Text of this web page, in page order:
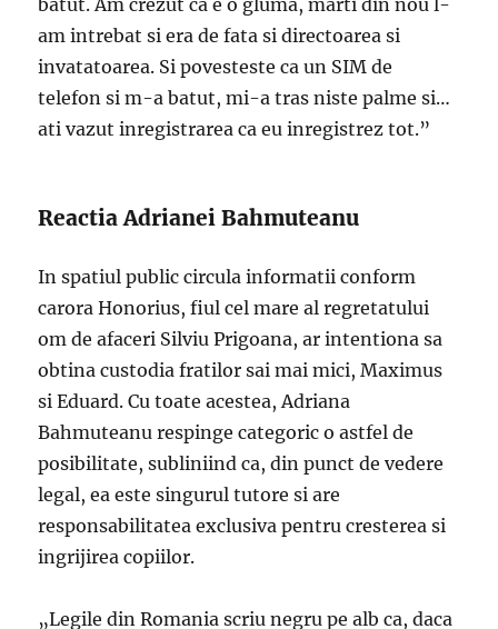
am intrebat si era de fata si directoarea si
invatatoarea. Si povesteste ca un SIM de
telefon si m-a batut, mi-a tras niste palme si…
ati vazut inregistrarea ca eu inregistrez tot.”
Reactia Adrianei Bahmuteanu
In spatiul public circula informatii conform
carora Honorius, fiul cel mare al regretatului
om de afaceri Silviu Prigoana, ar intentiona sa
obtina custodia fratilor sai mai mici, Maximus
si Eduard. Cu toate acestea, Adriana
Bahmuteanu respinge categoric o astfel de
posibilitate, subliniind ca, din punct de vedere
legal, ea este singurul tutore si are
responsabilitatea exclusiva pentru cresterea si
ingrijirea copiilor.
„Legile din Romania scriu negru pe alb ca, daca